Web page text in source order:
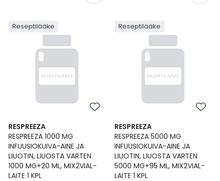
Reseptilääke
RESPREEZA
RESPREEZA 1000 MG
INFUUSIOKUIVA-AINE JA
LIUOTIN, LIUOSTA VARTEN
1000 MG+20 ML, MIX2VIAL-
LAITE 1 KPL
Reseptilääke
RESPREEZA
RESPREEZA 5000 MG
INFUUSIOKUIVA-AINE JA
LIUOTIN, LIUOSTA VARTEN
5000 MG+95 ML, MIX2VIAL-
LAITE 1 KPL